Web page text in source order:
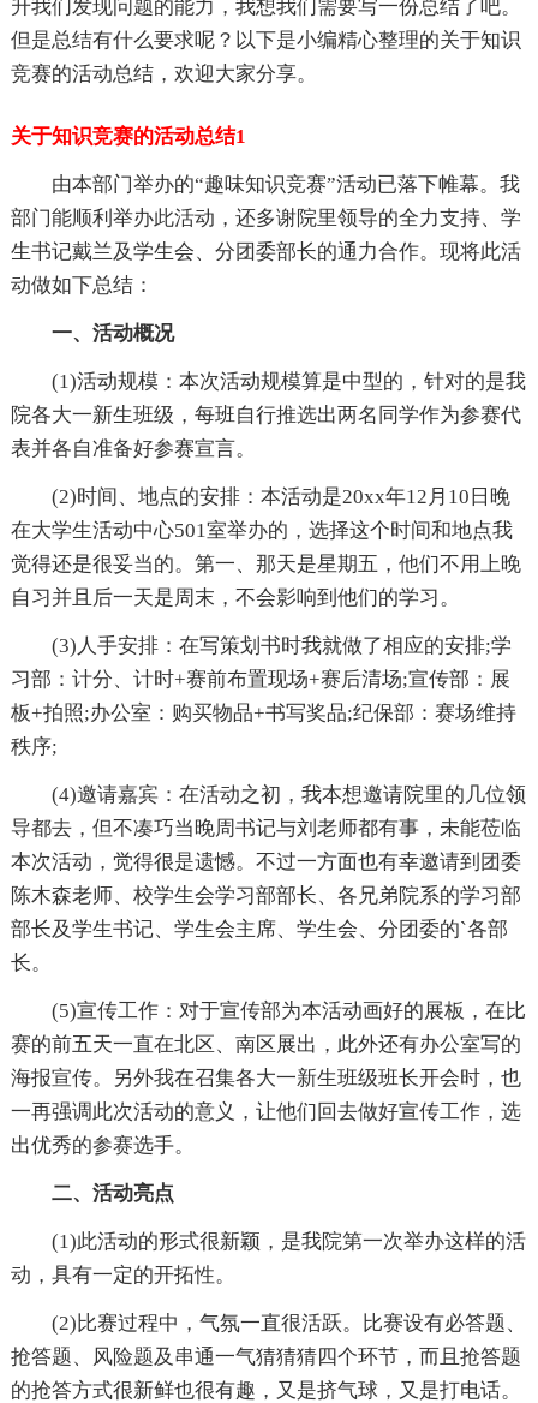
升我们发现问题的能力，我想我们需要写一份总结了吧。
但是总结有什么要求呢？以下是小编精心整理的关于知识
竞赛的活动总结，欢迎大家分享。
关于知识竞赛的活动总结1
由本部门举办的“趣味知识竞赛”活动已落下帷幕。我
部门能顺利举办此活动，还多谢院里领导的全力支持、学
生书记戴兰及学生会、分团委部长的通力合作。现将此活
动做如下总结：
一、活动概况
(1)活动规模：本次活动规模算是中型的，针对的是我
院各大一新生班级，每班自行推选出两名同学作为参赛代
表并各自准备好参赛宣言。
(2)时间、地点的安排：本活动是20xx年12月10日晚
在大学生活动中心501室举办的，选择这个时间和地点我
觉得还是很妥当的。第一、那天是星期五，他们不用上晚
自习并且后一天是周末，不会影响到他们的学习。
(3)人手安排：在写策划书时我就做了相应的安排;学
习部：计分、计时+赛前布置现场+赛后清场;宣传部：展
板+拍照;办公室：购买物品+书写奖品;纪保部：赛场维持
秩序;
(4)邀请嘉宾：在活动之初，我本想邀请院里的几位领
导都去，但不凑巧当晚周书记与刘老师都有事，未能莅临
本次活动，觉得很是遗憾。不过一方面也有幸邀请到团委
陈木森老师、校学生会学习部部长、各兄弟院系的学习部
部长及学生书记、学生会主席、学生会、分团委的`各部
长。
(5)宣传工作：对于宣传部为本活动画好的展板，在比
赛的前五天一直在北区、南区展出，此外还有办公室写的
海报宣传。另外我在召集各大一新生班级班长开会时，也
一再强调此次活动的意义，让他们回去做好宣传工作，选
出优秀的参赛选手。
二、活动亮点
(1)此活动的形式很新颖，是我院第一次举办这样的活
动，具有一定的开拓性。
(2)比赛过程中，气氛一直很活跃。比赛设有必答题、
抢答题、风险题及串通一气猜猜猜四个环节，而且抢答题
的抢答方式很新鲜也很有趣，又是挤气球，又是打电话。